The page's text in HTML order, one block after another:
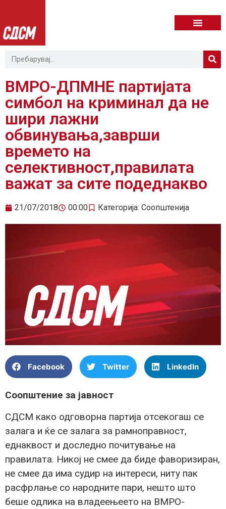
ВМРО-ДПМНЕ партијата
симбол на криминал да не
шири лажни
обвинувања,заврши
времето на
селективност,правилата
важат за сите подеднакво
21/07/2018 00:00 Категорија: Соопштенија
Facebook Twitter LinkedIn
Соопштение за јавност
СДСМ како одговорна партија отсекогаш се
залага и ќе се залага за рамноправност,
еднаквост и доследно почитување на
правилата. Никој не смее да биде фаворизиран,
не смее да има судир на интереси, ниту пак
расфрлање со народните пари, нешто што
беше одлика на владеењеето на ВМРО-